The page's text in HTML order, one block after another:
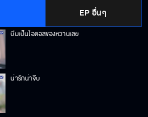
EP อื่นๆ
บีมเป็นไอดอลของหวานเลย
น่ารักน่าจีบ